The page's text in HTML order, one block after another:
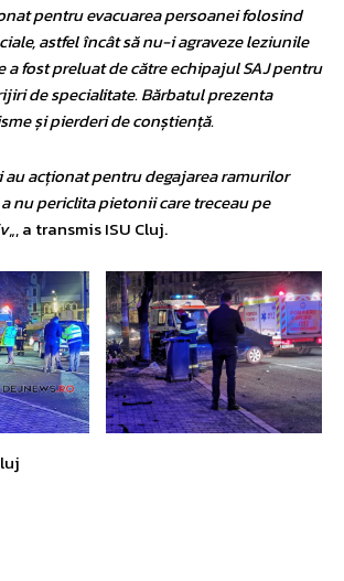
pentru evacuarea persoanei folosind
astfel încât să nu-i agraveze leziunile
a fost preluat de către echipajul SAJ pentru
de specialitate. Bărbatul prezenta
și pierderi de conștiență.
acționat pentru degajarea ramurilor
nu periclita pietonii care treceau pe
„, a transmis ISU Cluj.